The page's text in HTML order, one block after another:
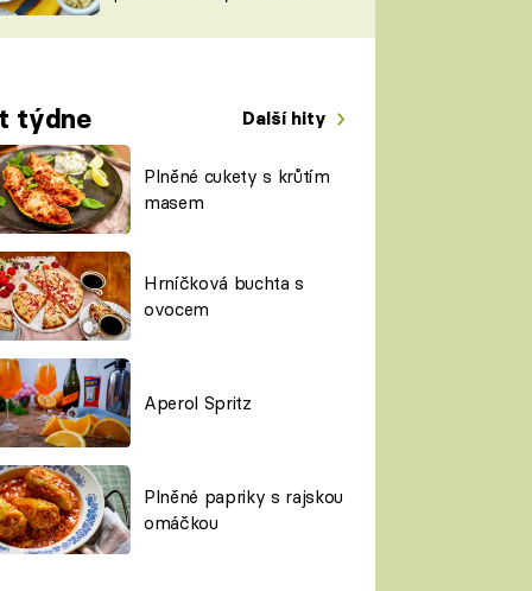
týdne Další hity
Plněné cukety s krůtím
masem
Hrníčková buchta s
ovocem
Aperol Spritz
Plněné papriky s rajskou
omáčkou